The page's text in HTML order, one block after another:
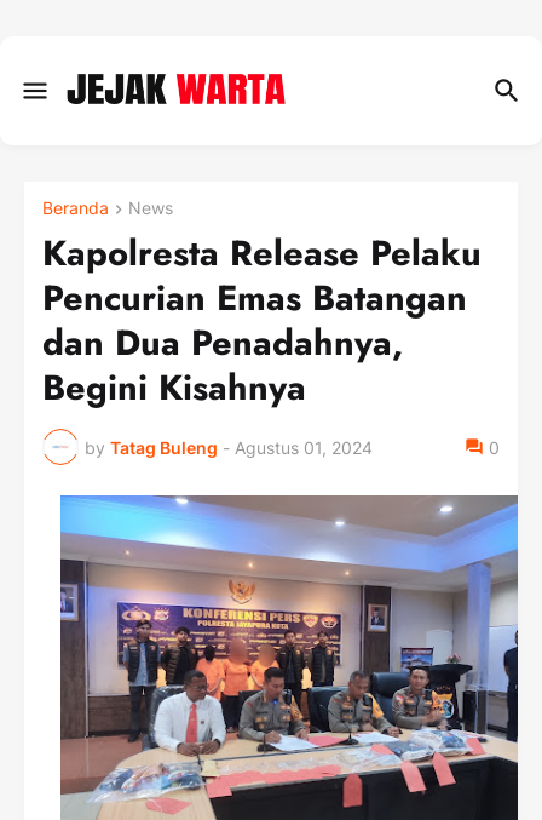
Beranda News
Kapolresta Release Pelaku
Pencurian Emas Batangan
dan Dua Penadahnya,
Begini Kisahnya
by Tatag Buleng - Agustus 01, 2024 0